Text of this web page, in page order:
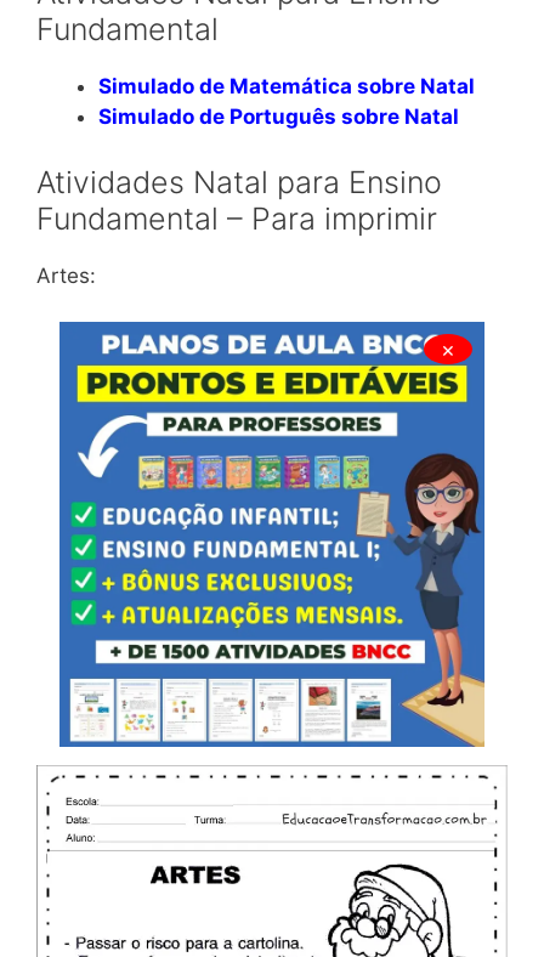
Fundamental
Simulado de Matemática sobre Natal
Simulado de Português sobre Natal
Atividades Natal para Ensino
Fundamental – Para imprimir
Artes:
×